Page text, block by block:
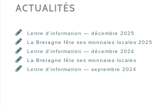
ACTUALITÉS
Lettre d’information — décembre 2025
La Bretagne fête ses monnaies locales 2025
Lettre d’information — décembre 2024
La Bretagne fête ses monnaies locales
Lettre d’information — septembre 2024